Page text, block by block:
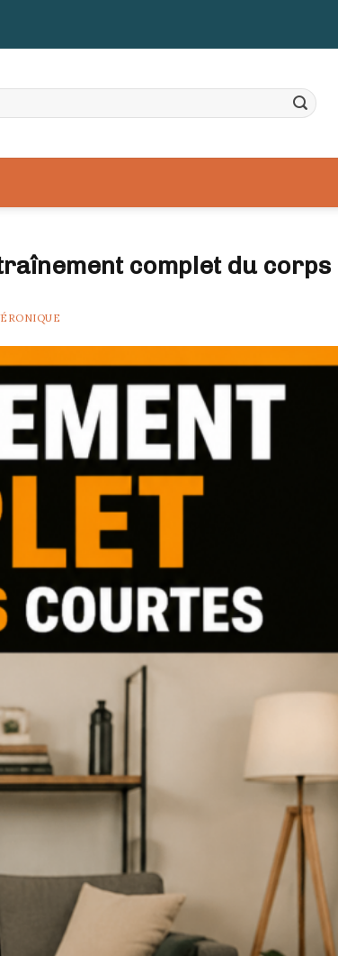
complet du corps